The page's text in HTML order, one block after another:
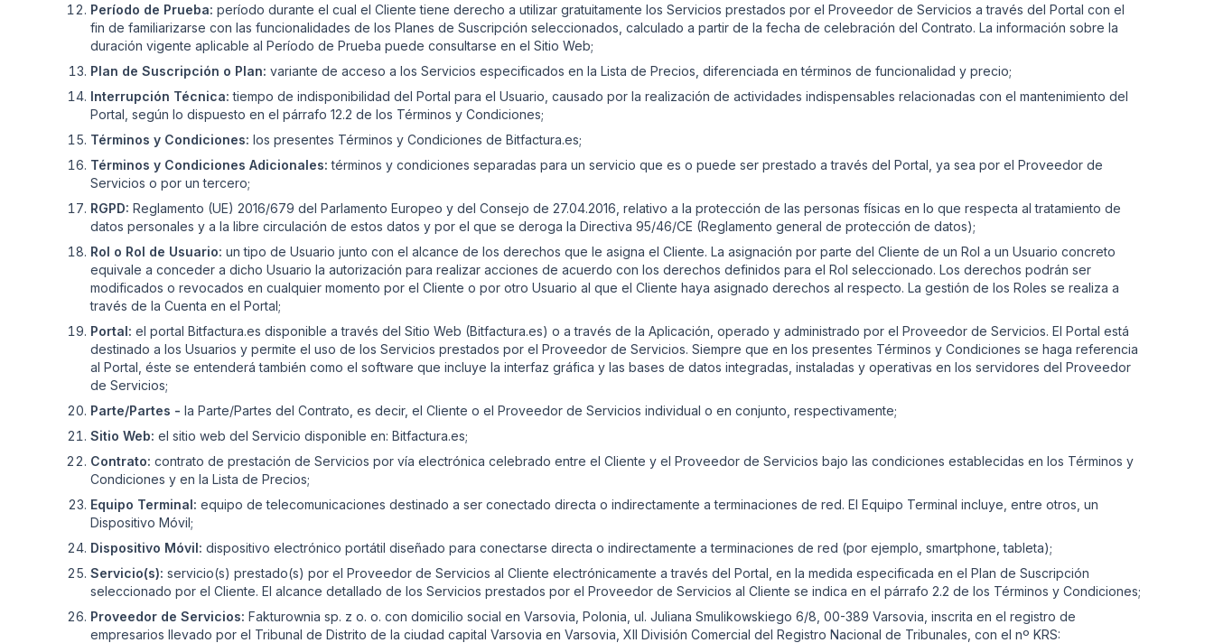
Período de Prueba: período durante el cual el Cliente tiene derecho a utilizar gratuitamente los Servicios prestados por el Proveedor de Servicios a través del Portal con el
fin de familiarizarse con las funcionalidades de los Planes de Suscripción seleccionados, calculado a partir de la fecha de celebración del Contrato. La información sobre la
duración vigente aplicable al Período de Prueba puede consultarse en el Sitio Web;
Plan de Suscripción o Plan: variante de acceso a los Servicios especificados en la Lista de Precios, diferenciada en términos de funcionalidad y precio;
Interrupción Técnica: tiempo de indisponibilidad del Portal para el Usuario, causado por la realización de actividades indispensables relacionadas con el mantenimiento del
Portal, según lo dispuesto en el párrafo 12.2 de los Términos y Condiciones;
Términos y Condiciones: los presentes Términos y Condiciones de Bitfactura.es;
Términos y Condiciones Adicionales: términos y condiciones separadas para un servicio que es o puede ser prestado a través del Portal, ya sea por el Proveedor de
Servicios o por un tercero;
RGPD: Reglamento (UE) 2016/679 del Parlamento Europeo y del Consejo de 27.04.2016, relativo a la protección de las personas físicas en lo que respecta al tratamiento de
datos personales y a la libre circulación de estos datos y por el que se deroga la Directiva 95/46/CE (Reglamento general de protección de datos);
Rol o Rol de Usuario: un tipo de Usuario junto con el alcance de los derechos que le asigna el Cliente. La asignación por parte del Cliente de un Rol a un Usuario concreto
equivale a conceder a dicho Usuario la autorización para realizar acciones de acuerdo con los derechos definidos para el Rol seleccionado. Los derechos podrán ser
modificados o revocados en cualquier momento por el Cliente o por otro Usuario al que el Cliente haya asignado derechos al respecto. La gestión de los Roles se realiza a
través de la Cuenta en el Portal;
Portal: el portal Bitfactura.es disponible a través del Sitio Web (Bitfactura.es) o a través de la Aplicación, operado y administrado por el Proveedor de Servicios. El Portal está
destinado a los Usuarios y permite el uso de los Servicios prestados por el Proveedor de Servicios. Siempre que en los presentes Términos y Condiciones se haga referencia
al Portal, éste se entenderá también como el software que incluye la interfaz gráfica y las bases de datos integradas, instaladas y operativas en los servidores del Proveedor
de Servicios;
Parte/Partes - la Parte/Partes del Contrato, es decir, el Cliente o el Proveedor de Servicios individual o en conjunto, respectivamente;
Sitio Web: el sitio web del Servicio disponible en: Bitfactura.es;
Contrato: contrato de prestación de Servicios por vía electrónica celebrado entre el Cliente y el Proveedor de Servicios bajo las condiciones establecidas en los Términos y
Condiciones y en la Lista de Precios;
Equipo Terminal: equipo de telecomunicaciones destinado a ser conectado directa o indirectamente a terminaciones de red. El Equipo Terminal incluye, entre otros, un
Dispositivo Móvil;
Dispositivo Móvil: dispositivo electrónico portátil diseñado para conectarse directa o indirectamente a terminaciones de red (por ejemplo, smartphone, tableta);
Servicio(s): servicio(s) prestado(s) por el Proveedor de Servicios al Cliente electrónicamente a través del Portal, en la medida especificada en el Plan de Suscripción
seleccionado por el Cliente. El alcance detallado de los Servicios prestados por el Proveedor de Servicios al Cliente se indica en el párrafo 2.2 de los Términos y Condiciones;
Proveedor de Servicios: Fakturownia sp. z o. o. con domicilio social en Varsovia, Polonia, ul. Juliana Smulikowskiego 6/8, 00-389 Varsovia, inscrita en el registro de
empresarios llevado por el Tribunal de Distrito de la ciudad capital Varsovia en Varsovia, XII División Comercial del Registro Nacional de Tribunales, con el nº KRS: